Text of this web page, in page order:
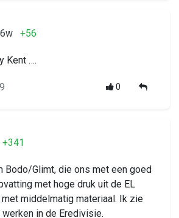
+56
Kent ….
0
+341
Bodo/Glimt, die ons met een goed
met hoge druk uit de EL
middelmatig materiaal. Ik zie
in de Eredivisie.